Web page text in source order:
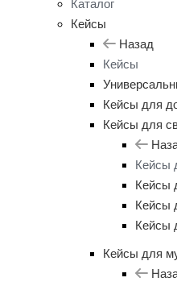
Каталог
Кейсы
Назад
Кейсы
Кейсы для
Кейсы для
Кейсы
Кейсы
Кейсы
Кейсы
Кейсы для